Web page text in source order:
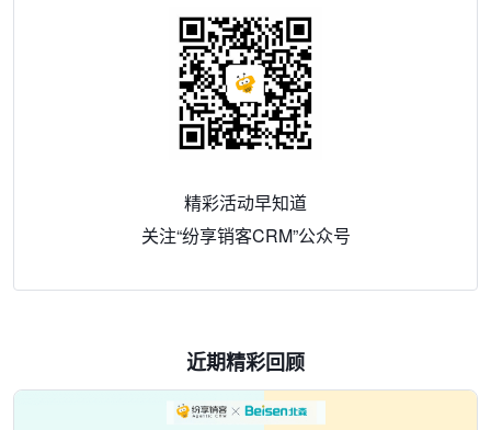
精彩活动早知道
关注“纷享销客CRM”公众号
近期精彩回顾